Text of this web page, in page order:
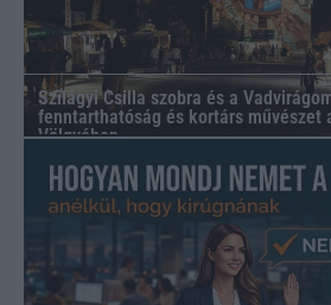
Szilágyi Csilla szobra és a
fenntarthatóság és kortárs művészet
Völgyében